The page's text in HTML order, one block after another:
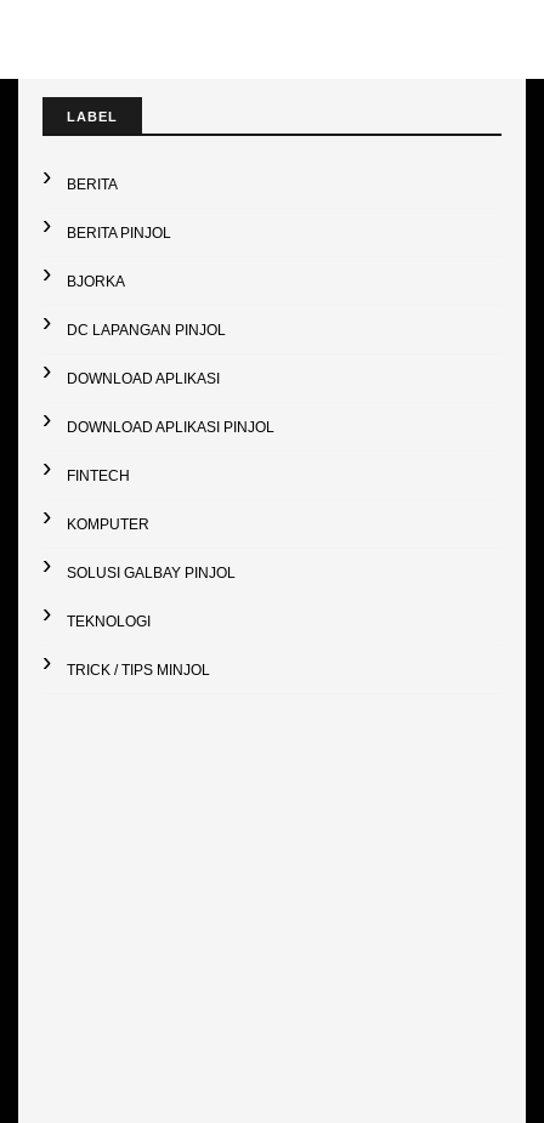
LABEL
BERITA
BERITA PINJOL
BJORKA
DC LAPANGAN PINJOL
DOWNLOAD APLIKASI
DOWNLOAD APLIKASI PINJOL
FINTECH
KOMPUTER
SOLUSI GALBAY PINJOL
TEKNOLOGI
TRICK / TIPS MINJOL